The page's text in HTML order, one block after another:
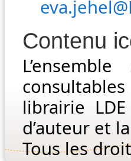
Contenu
librairie
d’auteur et
Tous les